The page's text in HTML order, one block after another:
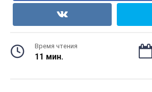
Время чтения
11 мин.